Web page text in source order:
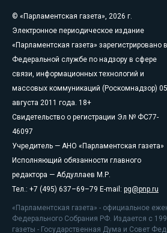
© «Парламентская газета», 2026 г.
Электронное периодическое издание
«Парламентская газета» зарегистрировано в
Федеральной службе по надзору в сфере
связи, информационных технологий и
массовых коммуникаций (Роскомнадзор) 05
августа 2011 года. 18+
Свидетельство о регистрации Эл № ФС77-
46097
Учредитель — АНО «Парламентская газета»
Исполняющий обязанности главного
редактора — Абдуллаев М.Р.
Тел.: +7 (495) 637–69–79 E-mail: pg@pnp.ru
«Парламентская газета» - официальное
Федерального Собрания РФ. Издается с
газеты - Государственная Дума и Совет